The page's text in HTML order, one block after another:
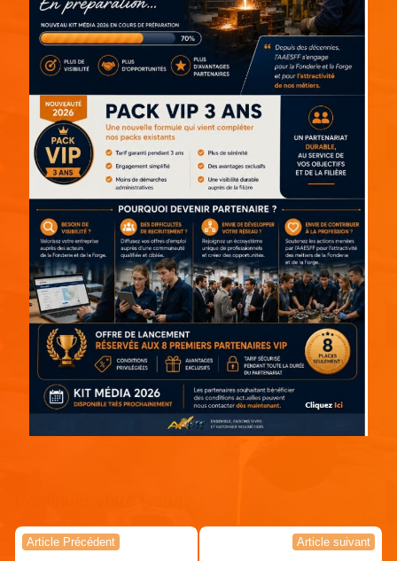
Navigation
Article Précédent Article suivant